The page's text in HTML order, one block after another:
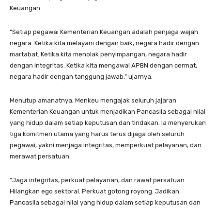
Keuangan.
“Setiap pegawai Kementerian Keuangan adalah penjaga wajah
negara. Ketika kita melayani dengan baik, negara hadir dengan
martabat. Ketika kita menolak penyimpangan, negara hadir
dengan integritas. Ketika kita mengawal APBN dengan cermat,
negara hadir dengan tanggung jawab,” ujarnya.
Menutup amanatnya, Menkeu mengajak seluruh jajaran
Kementerian Keuangan untuk menjadikan Pancasila sebagai nilai
yang hidup dalam setiap keputusan dan tindakan. Ia menyerukan
tiga komitmen utama yang harus terus dijaga oleh seluruh
pegawai, yakni menjaga integritas, memperkuat pelayanan, dan
merawat persatuan.
“Jaga integritas, perkuat pelayanan, dan rawat persatuan.
Hilangkan ego sektoral. Perkuat gotong royong. Jadikan
Pancasila sebagai nilai yang hidup dalam setiap keputusan dan